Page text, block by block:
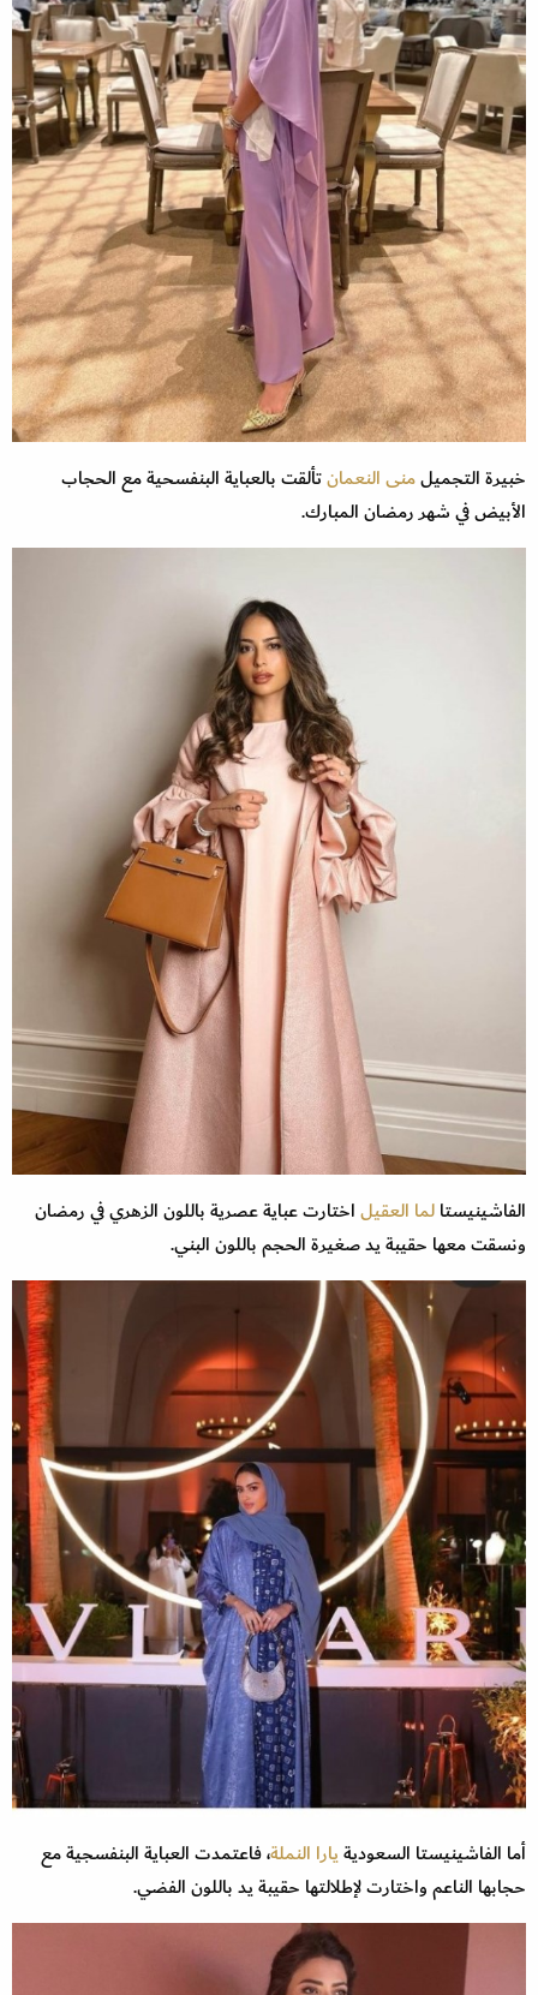
خبيرة التجميلمنى النعمانتألقت بالعباية البنفسحية مع الحجاب
الأبيض في شهر رمضان المبارك.
الفاشينيستالما العقيلاختارت عباية عصرية باللون الزهري في رمضان
ونسقت معها حقيبة يد صغيرة الحجم باللون البني.
أما الفاشينيستا السعوديةيارا النملة، فاعتمدت العباية البنفسجية مع
حجابها الناعم واختارت لإطلالتها حقيبة يد باللون الفضي.